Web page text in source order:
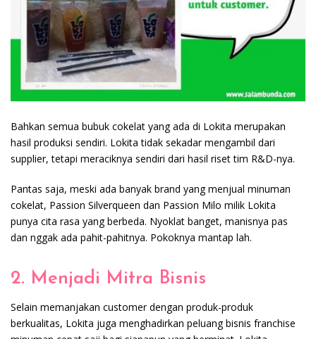
Bahkan semua bubuk cokelat yang ada di Lokita merupakan
hasil produksi sendiri. Lokita tidak sekadar mengambil dari
supplier, tetapi meraciknya sendiri dari hasil riset tim R&D-nya.
Pantas saja, meski ada banyak brand yang menjual minuman
cokelat, Passion Silverqueen dan Passion Milo milik Lokita
punya cita rasa yang berbeda. Nyoklat banget, manisnya pas
dan nggak ada pahit-pahitnya. Pokoknya mantap lah.
2. Menjadi Mitra Bisnis
Selain memanjakan customer dengan produk-produk
berkualitas, Lokita juga menghadirkan peluang bisnis franchise